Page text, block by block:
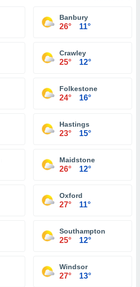
Banbury
26° 11°
Crawley
25° 12°
Folkestone
24° 16°
Hastings
23° 15°
Maidstone
26° 12°
Oxford
27° 11°
Southampton
25° 12°
Windsor
27° 13°